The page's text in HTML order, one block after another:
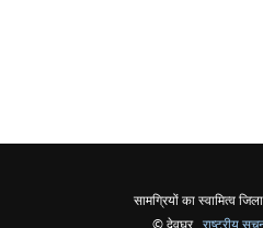
सामग्रियों का स्वामित्व